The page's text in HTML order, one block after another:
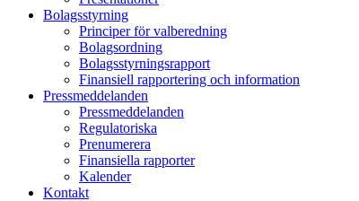
Bolagsstyrning
Principer för valberedning
Bolagsordning
Bolagsstyrningsrapport
Finansiell rapportering och information
Pressmeddelanden
Pressmeddelanden
Regulatoriska
Prenumerera
Finansiella rapporter
Kalender
Kontakt